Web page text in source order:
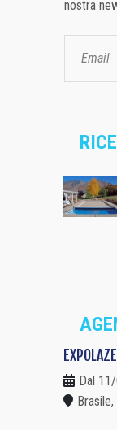
nostra
Dal
Brasile,